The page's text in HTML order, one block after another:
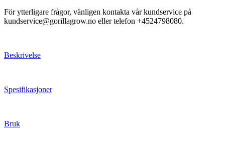
För ytterligare frågor, vänligen kontakta vår kundservice på
kundservice@gorillagrow.no eller telefon +4524798080.
Beskrivelse
Spesifikasjoner
Bruk